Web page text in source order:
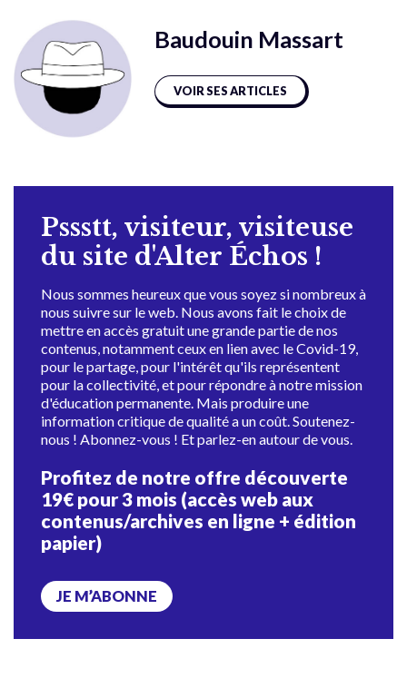
Baudouin Massart
VOIR SES ARTICLES
Pssstt, visiteur, visiteuse
du site d'Alter Échos !
Nous sommes heureux que vous soyez si nombreux à
nous suivre sur le web. Nous avons fait le choix de
mettre en accès gratuit une grande partie de nos
contenus, notamment ceux en lien avec le Covid-19,
pour le partage, pour l'intérêt qu'ils représentent
pour la collectivité, et pour répondre à notre mission
d'éducation permanente. Mais produire une
information critique de qualité a un coût. Soutenez-
nous ! Abonnez-vous ! Et parlez-en autour de vous.
Profitez de notre offre découverte
19€ pour 3 mois (accès web aux
contenus/archives en ligne + édition
papier)
JE M’ABONNE